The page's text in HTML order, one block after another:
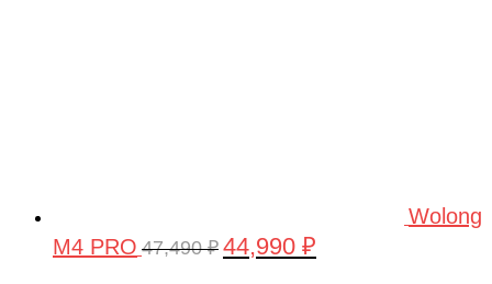
Wolong
M4 PRO 47,490₽ Первоначальная
44,990 ₽